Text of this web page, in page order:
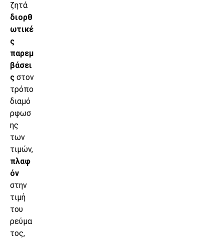
ζητά
διορθ
ωτικέ
ς
παρεμ
βάσει
ς στον
τρόπο
διαμό
ρφωσ
ης
των
τιμών,
πλαφ
όν
στην
τιμή
του
ρεύμα
τος,